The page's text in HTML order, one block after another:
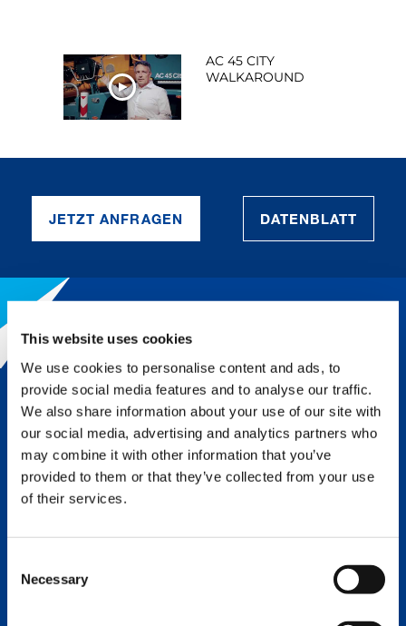
This website uses cookies
We use cookies to personalise content and ads, to
provide social media features and to analyse our traffic.
We also share information about your use of our site with
our social media, advertising and analytics partners who
may combine it with other information that you’ve
provided to them or that they’ve collected from your use
of their services.
Selection
Necessary
AC 45 CITY
WALKAROUND
JETZT ANFRAGEN DATENBLATT
DER TADANO-VORTEIL
Tadanos legendärer Ruf für Qualität
und Innovation macht uns zu einem
der führenden Unternehmen in der
Kranbranche. Erstklassige
Ingenieurskunst, Technik und
Komponenten, ergänzt um
Sie eine höhere Investitionsrendite
Gesamtbetriebskosten aller Krane auf